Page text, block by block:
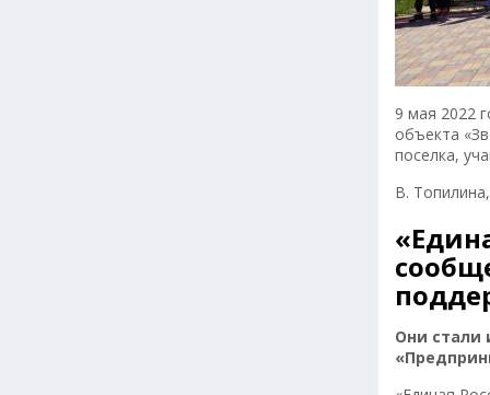
9 мая 2022
объекта
поселка,
В.
Они стали